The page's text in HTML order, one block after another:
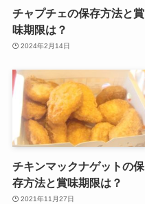
チャプチェの保存方法と賞
味期限は？
2024年2月14日
チキンマックナゲットの保
存方法と賞味期限は？
2021年11月27日